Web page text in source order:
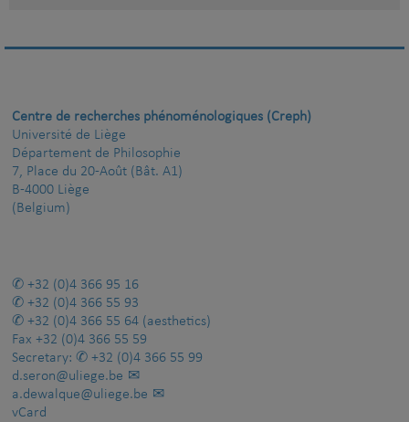
Centre de recherches phénoménologiques (Creph)
Université de Liège
Département de Philosophie
7, Place du 20-Août (Bât. A1)
B-4000 Liège
(Belgium)
+32 (0)4 366 95 16
+32 (0)4 366 55 93
+32 (0)4 366 55 64 (aesthetics)
Fax +32 (0)4 366 55 59
Secretary:
+32 (0)4 366 55 99
d.seron@uliege.be
a.dewalque@uliege.be
vCard